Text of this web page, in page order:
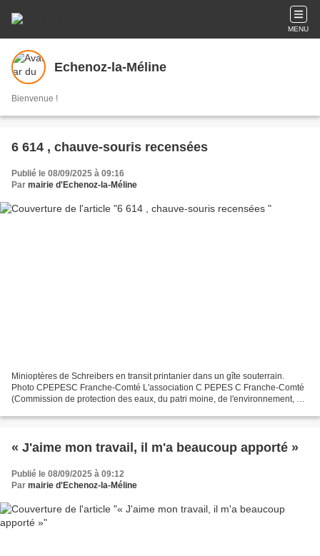
MENU
Echenoz-la-Méline
Bienvenue !
6 614 , chauve-souris recensées
Publié le 08/09/2025 à 09:16
Par mairie d'Echenoz-la-Méline
Minioptères de Schreibers en transit printanier dans un gîte souterrain.
Photo CPEPESC Franche-Comté L'association C PEPES C Franche-Comté
(Commission de protection des eaux, du patri moine, de l'environnement, du
« J'aime mon travail, il m'a beaucoup apporté »
Publié le 08/09/2025 à 09:12
Par mairie d'Echenoz-la-Méline